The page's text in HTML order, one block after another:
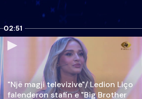
02:51
"Një magji televizive"/ Ledion Liço
falenderon stafin e "Big Brother